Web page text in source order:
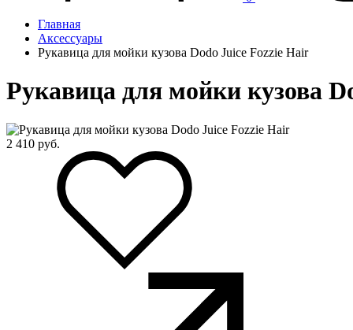
Главная
Аксессуары
Рукавица для мойки кузова Dodo Juice Fozzie Hair
Рукавица для мойки кузова
2 410 руб.